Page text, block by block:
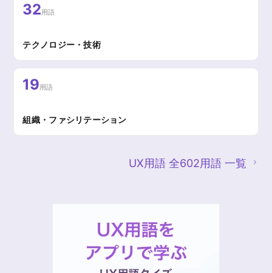
32用語
テクノロジー・技術
19用語
組織・ファシリテーション
UX用語 全602用語 一覧